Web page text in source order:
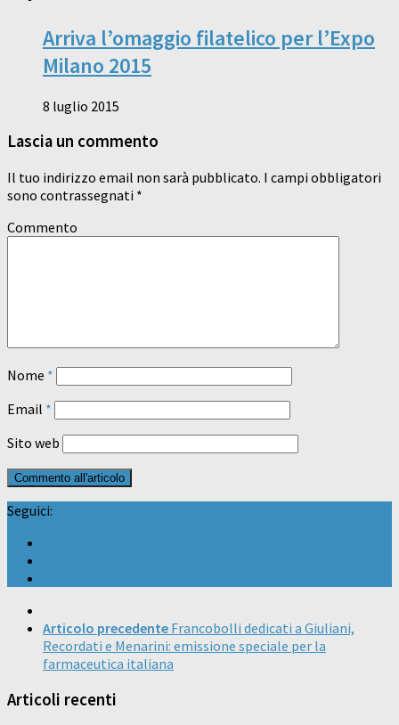
Arriva l’omaggio filatelico per l’Expo
Milano 2015
8 luglio 2015
Lascia un commento
Il tuo indirizzo email non sarà pubblicato. I campi obbligatori
sono contrassegnati *
Commento
Nome *
Email *
Sito web
Seguici:
Articolo precedente Francobolli dedicati a Giuliani,
Recordati e Menarini: emissione speciale per la
farmaceutica italiana
Articoli recenti